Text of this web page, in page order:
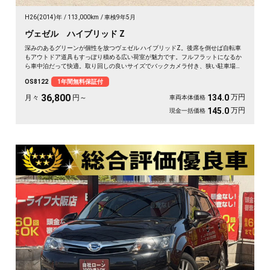
H26(2014)年 113,000km 車検9年5月
ヴェゼル ハイブリッド Z
深みのあるグリーンが個性を放つヴェゼル ハイブリッドZ。後席を倒せば自転車
もアウトドア道具もすっぽり積める広い荷室が魅力です。フルフラットになるか
ら車中泊だって快適。取り回しの良いサイズでバックカメラ付き、狭い駐車場も
コーダー付きで万が一の時も映像で安心。走りに彩りを添える一台です《1年保
証付》🚗✨💚💺😎
OS8122 1年間無料保証付
月々 36,800 円～ 車両本体価格 134.0 万円
現金一括価格 145.0 万円